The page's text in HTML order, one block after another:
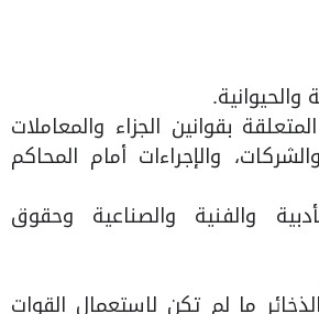
والحيوانية.
بقوانين الجزاء والمعاملات
والإجراءات أمام المحاكم
والفنية والصناعية وحقوق
ما لم تكن لاستعمال القوات